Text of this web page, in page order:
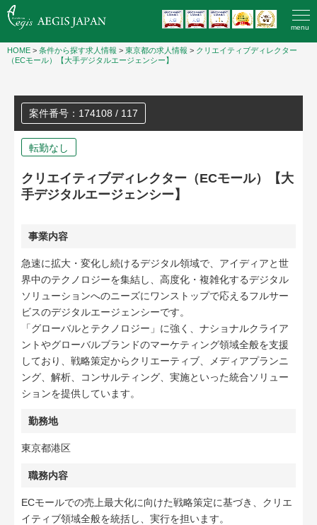
menu
HOME > 条件から探す求人情報 > 東京都の求人情報 > クリエイティブディレクター
（ECモール）【大手デジタルエージェンシー】
案件番号：174108 / 117
転勤なし
クリエイティブディレクター（ECモール）【大
手デジタルエージェンシー】
事業内容
急速に拡大・変化し続けるデジタル領域で、アイディアと世
界中のテクノロジーを集結し、高度化・複雑化するデジタル
ソリューションへのニーズにワンストップで応えるフルサー
ビスのデジタルエージェンシーです。
「グローバルとテクノロジー」に強く、ナショナルクライア
ントやグローバルブランドのマーケティング領域全般を支援
しており、戦略策定からクリエーティブ、メディアプランニ
ング、解析、コンサルティング、実施といった統合ソリュー
ションを提供しています。
勤務地
東京都港区
職務内容
ECモールでの売上最大化に向けた戦略策定に基づき、クリエ
イティブ領域全般を統括し、実行を担います。